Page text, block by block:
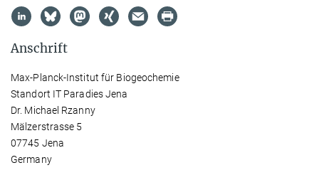
Anschrift
Max-Planck-Institut für Biogeochemie
Standort IT Paradies Jena
Dr. Michael Rzanny
Mälzerstrasse 5
07745 Jena
Germany